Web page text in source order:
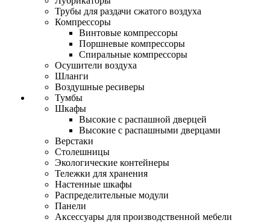
Трубы для раздачи сжатого воздуха
Компрессоры
Винтовые компрессоры
Поршневые компрессоры
Спиральные компрессоры
Осушители воздуха
Шланги
Воздушные ресиверы
Тумбы
Шкафы
Высокие с распашной дверцей
Высокие с распашными дверцами
Верстаки
Столешницы
Экологические контейнеры
Тележки для хранения
Настенные шкафы
Распределительные модули
Панели
Аксессуары для производственной мебели